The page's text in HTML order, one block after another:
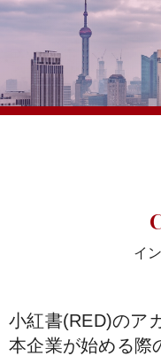
イ
小紅書(RED)のア
本企業が始める際